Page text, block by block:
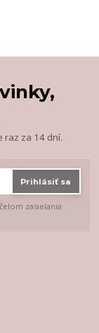
raz za 14 dní.
Prihlásiť sa
zasielania